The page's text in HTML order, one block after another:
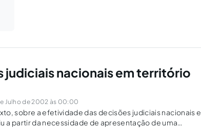
nacionais em território
Julho de 2002 às 00:00
sobre a efetividade das decisões judiciais nacionais e
partir da necessidade de apresentação de uma